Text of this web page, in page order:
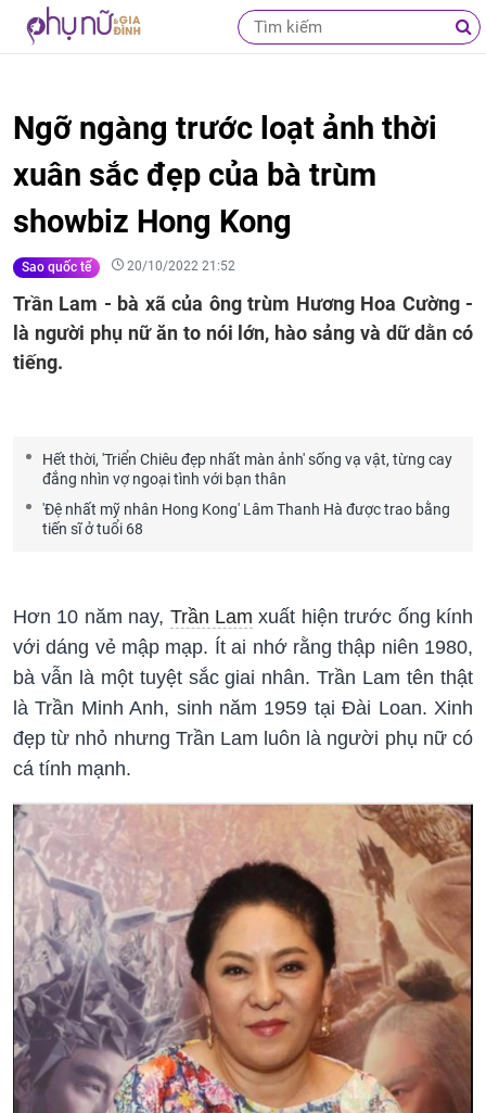
Ngỡ ngàng trước loạt ảnh thời
xuân sắc đẹp của bà trùm
showbiz Hong Kong
Sao quốc tế 20/10/2022 21:52
Trần Lam - bà xã của ông trùm Hương Hoa Cường -
là người phụ nữ ăn to nói lớn, hào sảng và dữ dằn có
tiếng.
Hết thời, 'Triển Chiêu đẹp nhất màn ảnh' sống vạ vật, từng cay
đắng nhìn vợ ngoại tình với bạn thân
'Đệ nhất mỹ nhân Hong Kong' Lâm Thanh Hà được trao bằng
tiến sĩ ở tuổi 68
Hơn 10 năm nay, Trần Lam xuất hiện trước ống kính
với dáng vẻ mập mạp. Ít ai nhớ rằng thập niên 1980,
bà vẫn là một tuyệt sắc giai nhân. Trần Lam tên thật
là Trần Minh Anh, sinh năm 1959 tại Đài Loan. Xinh
đẹp từ nhỏ nhưng Trần Lam luôn là người phụ nữ có
cá tính mạnh.